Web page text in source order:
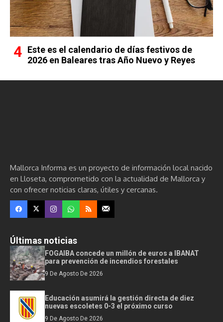
Este es el calendario de días festivos de
2026 en Baleares tras Año Nuevo y Reyes
Mallorca Informa es un proyecto de información local nacido
en Lloseta, comprometido con la actualidad de Mallorca y
con ofrecer noticias claras, útiles y cercanas.
Últimas noticias
FOGAIBA concede un millón de euros a IBANAT
para prevención de incendios forestales
9 De Agosto De 2026
Educación asumirá la gestión directa de diez
nuevas escoletes 0-3 el próximo curso
9 De Agosto De 2026